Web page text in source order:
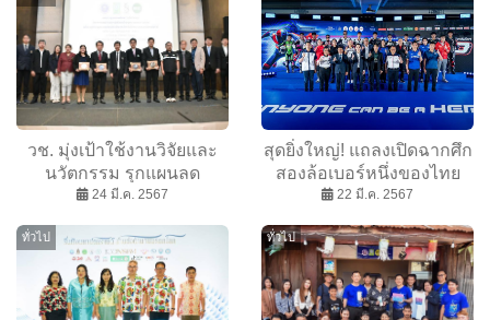
Presented by adidas
วช. มุ่งเป้าใช้งานวิจัยและ
นวัตกรรม รุกแผนลด
อุบัติเหตุทางถนน
24 มี.ค. 2567
สุดยิ่งใหญ่! แถลงเปิดฉากศึก
สองล้อเบอร์หนึ่งของไทย
พร้อมเปิดตัวไตเติ้ลสปอน
22 มี.ค. 2567
ทั่วไป ทั่วไป